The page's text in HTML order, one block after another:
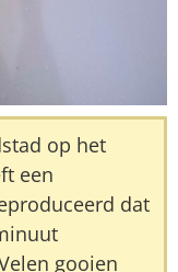
op het
een
dat
gooien